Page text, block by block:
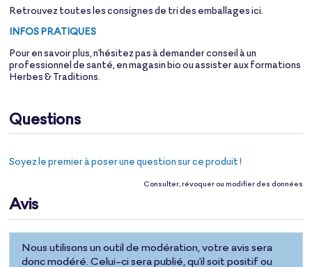
Retrouvez toutes les consignes de tri des emballagesici
INFOS PRATIQUES
Pour en savoir plus, n'hésitez pas à demander conseil à un
professionnel de santé, en magasin bio ou assister aux formations
Herbes & Traditions.
Questions
Soyez le premier à poser une question sur ce produit !
Consulter, révoquer ou modifier des données
Avis
Nous utilisons un outil de modération, votre avis sera
donc modéré. Celui-ci sera publié, qu'il soit positif ou